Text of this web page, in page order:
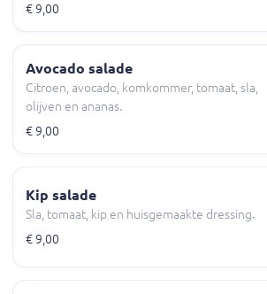
€ 9,00
Avocado salade
Citroen, avocado, komkommer, tomaat, sla,
olijven en ananas.
€ 9,00
Kip salade
Sla, tomaat, kip en huisgemaakte dressing.
€ 9,00